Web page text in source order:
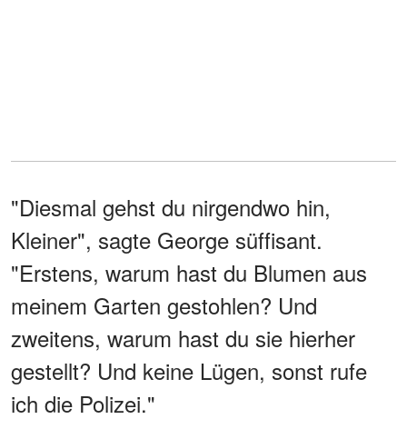
"Diesmal gehst du nirgendwo hin,
Kleiner", sagte George süffisant.
"Erstens, warum hast du Blumen aus
meinem Garten gestohlen? Und
zweitens, warum hast du sie hierher
gestellt? Und keine Lügen, sonst rufe
ich die Polizei."